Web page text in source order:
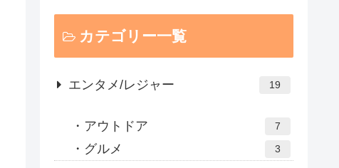
カテゴリー一覧
エンタメ/レジャー 19
アウトドア 7
グルメ 3